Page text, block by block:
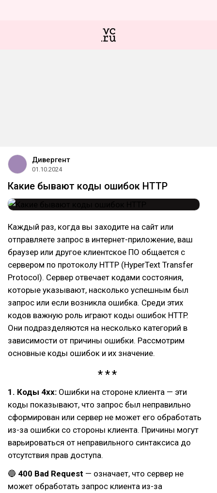
Дивергент
01.10.2024
Какие бывают коды ошибок HTTP
Каждый раз, когда вы заходите на сайт или
отправляете запрос в интернет-приложение, ваш
браузер или другое клиентское ПО общается с
сервером по протоколу HTTP (HyperText Transfer
Protocol). Сервер отвечает кодами состояния,
которые указывают, насколько успешным был
запрос или если возникла ошибка. Среди этих
кодов важную роль играют коды ошибок HTTP.
Они подразделяются на несколько категорий в
зависимости от причины ошибки. Рассмотрим
основные коды ошибок и их значение.
1. Коды 4xx: Ошибки на стороне клиента — эти
коды показывают, что запрос был неправильно
сформирован или сервер не может его обработать
из-за ошибки со стороны клиента. Причины могут
варьироваться от неправильного синтаксиса до
отсутствия прав доступа.
🔵 400 Bad Request — означает, что сервер не
может обработать запрос клиента из-за